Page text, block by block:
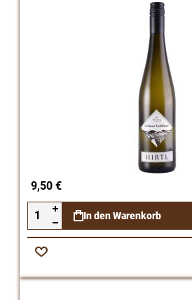
9,50 €
In den Warenkorb
Zur